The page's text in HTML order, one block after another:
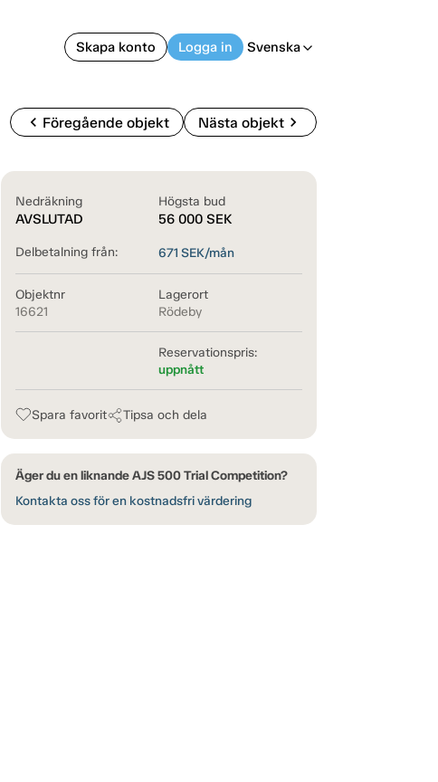
Skapa konto Logga in Svenska arrow_back_ios
chevron_left Föregående objekt Nästa objektchevron_right
Nedräkning
AVSLUTAD
Högsta bud
56 000 SEK
Delbetalning från: 671 SEK/mån
Objektnr
16621
Lagerort
Rödeby
Reservationspris:
uppnått
Spara favorit Tipsa och dela
Äger du en liknande AJS 500 Trial Competition?
Kontakta oss för en kostnadsfri värdering